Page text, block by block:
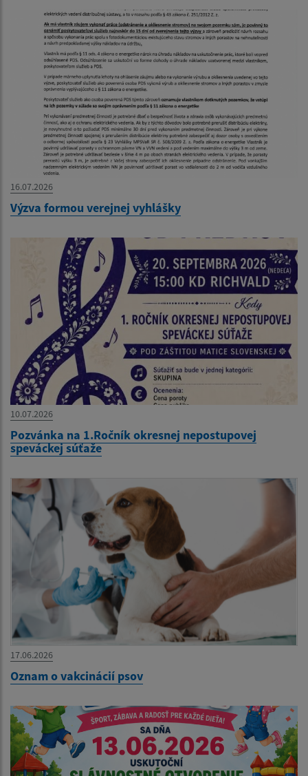
16.07.2026
Výzva formou verejnej vyhlášky
10.07.2026
Pozvánka na 1.Ročník okresnej nepostupovej
speváckej súťaže
17.06.2026
Oznam o vakcinácií psov